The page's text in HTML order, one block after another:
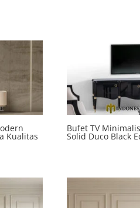
Rp12.345.678.
Kualitas
Bufet TV
Solid Duco Black